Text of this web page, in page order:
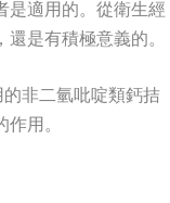
是適用的。從衛生經
是有積極意義的。
非二氫吡啶類鈣拮
用。